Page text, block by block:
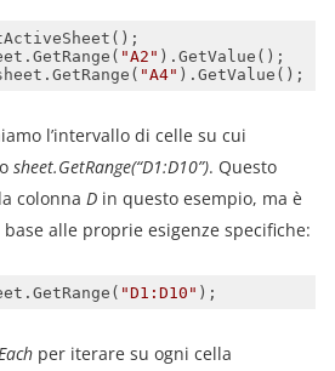
"A2"
"A4"
l’intervallo di celle su cui
sheet.GetRange(“D1:D10”). Questo
colonna D in questo esempio, ma è
alle proprie esigenze specifiche:
"D1:D10"
per iterare su ogni cella